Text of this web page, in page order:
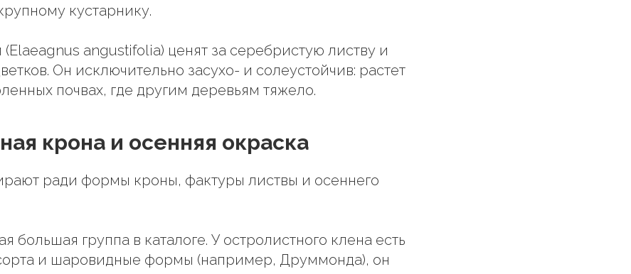
кустарнику.
angustifolia) ценят за серебристую листву и
Он исключительно засухо- и солеустойчив: растет
почвах, где другим деревьям тяжело.
крона и осенняя окраска
ради формы кроны, фактуры листвы и осеннего
большая группа в каталоге. У остролистного клена есть
и шаровидные формы (например, Друммонда), он